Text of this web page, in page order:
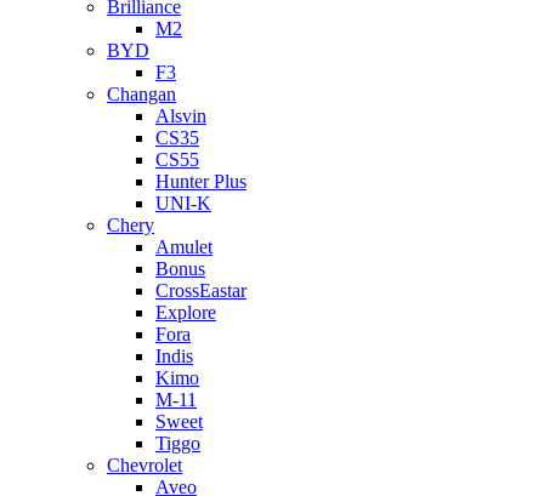
Brilliance
M2
BYD
F3
Changan
Alsvin
CS35
CS55
Hunter Plus
UNI-K
Chery
Amulet
Bonus
CrossEastar
Explore
Fora
Indis
Kimo
M-11
Sweet
Tiggo
Chevrolet
Aveo